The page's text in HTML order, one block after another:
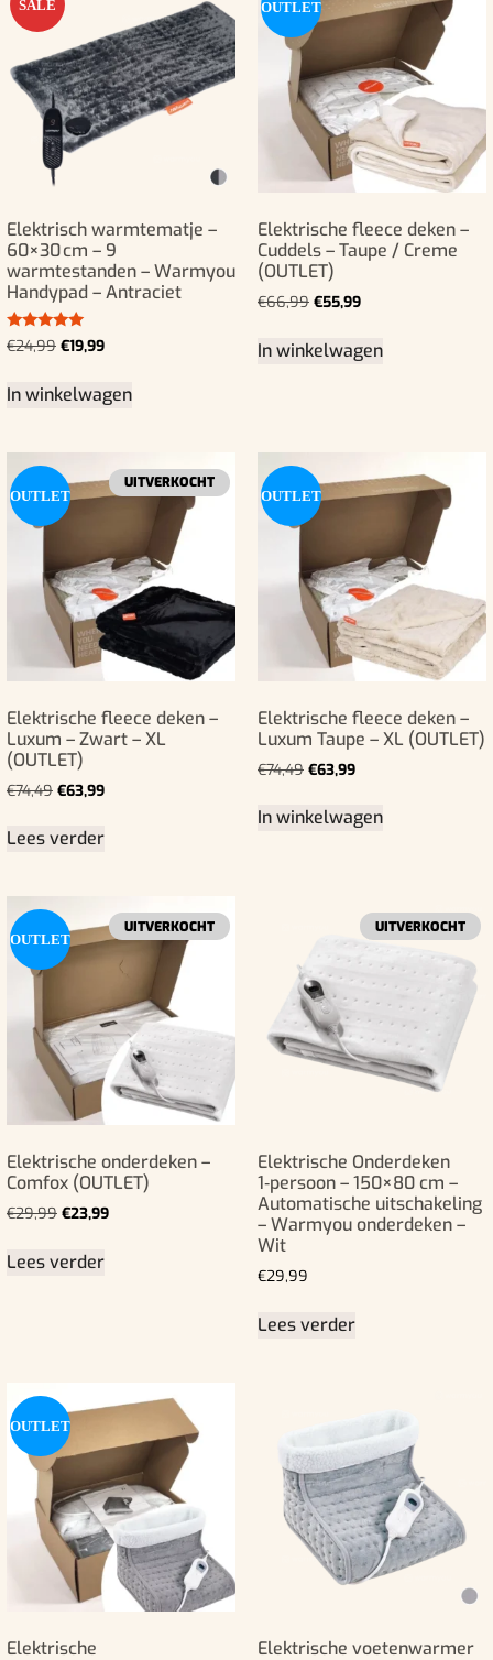
SALE
Elektrisch warmtematje –
60×30 cm – 9
warmtestanden – Warmyou
Handypad – Antraciet
Gewaardeerd
5.00
€24,99 €19,99
In winkelwagen
OUTLET
Elektrische fleece deken –
Cuddels – Taupe / Creme
(OUTLET)
€66,99 €55,99
In winkelwagen
OUTLET
UITVERKOCHT
Elektrische fleece deken –
Luxum – Zwart – XL
(OUTLET)
€74,49 €63,99
Lees verder
OUTLET
Elektrische fleece deken –
Luxum Taupe – XL (OUTLET)
€74,49 €63,99
In winkelwagen
OUTLET
UITVERKOCHT
Elektrische onderdeken –
Comfox (OUTLET)
€29,99 €23,99
Lees verder
UITVERKOCHT
Elektrische Onderdeken
1‑persoon – 150×80 cm –
Automatische uitschakeling
– Warmyou onderdeken –
Wit
€29,99
Lees verder
OUTLET
Elektrische
Elektrische voetenwarmer